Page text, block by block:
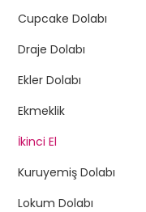
Cupcake Dolabı
Draje Dolabı
Ekler Dolabı
Ekmeklik
İkinci El
Kuruyemiş Dolabı
Lokum Dolabı